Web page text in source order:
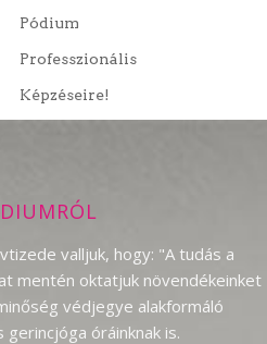
Pódium
Professzionális
Képzéseire!
valljuk, hogy: "A tudás a
mentén oktatjuk növendékeinket
védjegye alakformáló
óráinknak is.